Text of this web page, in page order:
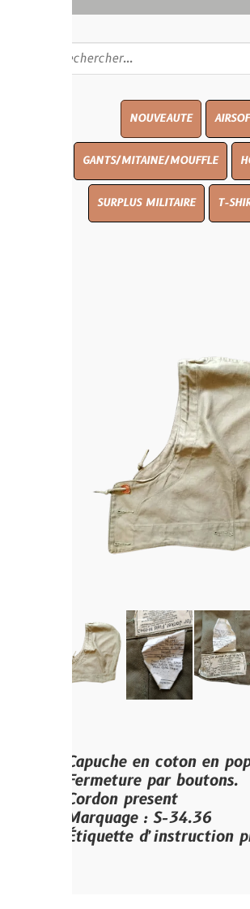
AIRSOFT/PAINTBALL
GANTS/MITAINE/MOUFFLE HOLSTER
SURPLUS MILITAIRE T-SHIRT/PULL
en coton en popeline
par boutons.
present
: S-34.36
d’instruction présente.